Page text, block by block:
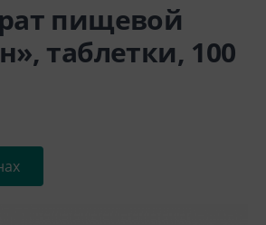
пищевой
таблетки, 100